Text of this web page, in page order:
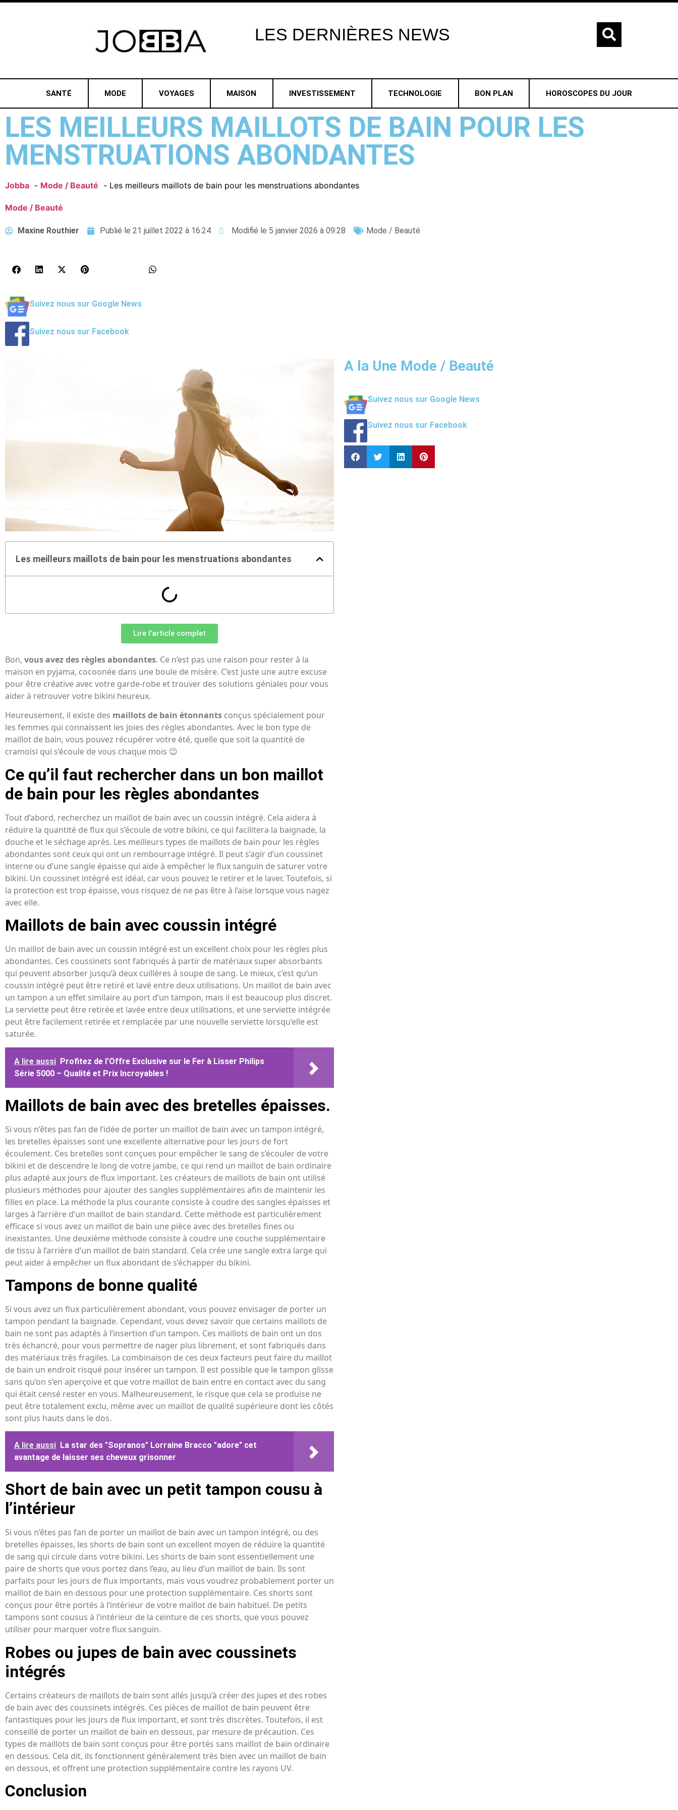
LES DERNIÈRES NEWS
SANTÉ MODE VOYAGES MAISON INVESTISSEMENT TECHNOLOGIE BON PLAN HOROSCOPES DU JOUR
LES MEILLEURS MAILLOTS DE BAIN POUR LES
MENSTRUATIONS ABONDANTES
Jobba Mode / Beauté Les meilleurs maillots de bain pour les menstruations abondantes
Mode / Beauté
Maxine Routhier Publié le 21 juillet 2022 à 16:24 Modifié le 5 janvier 2026 à 09:28 Mode / Beauté
Suivez nous sur Google News
Suivez nous sur Facebook
Les meilleurs maillots de bain pour les menstruations abondantes
Lire l'article complet
Bon, vous avez des règles abondantes. Ce n’est pas une raison pour rester à la
maison en pyjama, cocoonée dans une boule de misère. C’est juste une autre excuse
pour être créative avec votre garde-robe et trouver des solutions géniales pour vous
aider à retrouver votre bikini heureux.
Heureusement, il existe des maillots de bain étonnants conçus spécialement pour
les femmes qui connaissent les joies des règles abondantes. Avec le bon type de
maillot de bain, vous pouvez récupérer votre été, quelle que soit la quantité de
cramoisi qui s’écoule de vous chaque mois 😉
Ce qu’il faut rechercher dans un bon maillot
de bain pour les règles abondantes
Tout d’abord, recherchez un maillot de bain avec un coussin intégré. Cela aidera à
réduire la quantité de flux qui s’écoule de votre bikini, ce qui facilitera la baignade, la
douche et le séchage après. Les meilleurs types de maillots de bain pour les règles
abondantes sont ceux qui ont un rembourrage intégré. Il peut s’agir d’un coussinet
interne ou d’une sangle épaisse qui aide à empêcher le flux sanguin de saturer votre
bikini. Un coussinet intégré est idéal, car vous pouvez le retirer et le laver. Toutefois, si
la protection est trop épaisse, vous risquez de ne pas être à l’aise lorsque vous nagez
avec elle.
Maillots de bain avec coussin intégré
Un maillot de bain avec un coussin intégré est un excellent choix pour les règles plus
abondantes. Ces coussinets sont fabriqués à partir de matériaux super absorbants
qui peuvent absorber jusqu’à deux cuillères à soupe de sang. Le mieux, c’est qu’un
coussin intégré peut être retiré et lavé entre deux utilisations. Un maillot de bain avec
un tampon a un effet similaire au port d’un tampon, mais il est beaucoup plus discret.
La serviette peut être retirée et lavée entre deux utilisations, et une serviette intégrée
peut être facilement retirée et remplacée par une nouvelle serviette lorsqu’elle est
saturée.
A lire aussi Profitez de l'Offre Exclusive sur le Fer à Lisser Philips
Série 5000 – Qualité et Prix Incroyables !
Maillots de bain avec des bretelles épaisses.
Si vous n’êtes pas fan de l’idée de porter un maillot de bain avec un tampon intégré,
les bretelles épaisses sont une excellente alternative pour les jours de fort
écoulement. Ces bretelles sont conçues pour empêcher le sang de s’écouler de votre
bikini et de descendre le long de votre jambe, ce qui rend un maillot de bain ordinaire
plus adapté aux jours de flux important. Les créateurs de maillots de bain ont utilisé
plusieurs méthodes pour ajouter des sangles supplémentaires afin de maintenir les
filles en place. La méthode la plus courante consiste à coudre des sangles épaisses et
larges à l’arrière d’un maillot de bain standard. Cette méthode est particulièrement
efficace si vous avez un maillot de bain une pièce avec des bretelles fines ou
inexistantes. Une deuxième méthode consiste à coudre une couche supplémentaire
de tissu à l’arrière d’un maillot de bain standard. Cela crée une sangle extra large qui
peut aider à empêcher un flux abondant de s’échapper du bikini.
Tampons de bonne qualité
Si vous avez un flux particulièrement abondant, vous pouvez envisager de porter un
tampon pendant la baignade. Cependant, vous devez savoir que certains maillots de
bain ne sont pas adaptés à l’insertion d’un tampon. Ces maillots de bain ont un dos
très échancré, pour vous permettre de nager plus librement, et sont fabriqués dans
des matériaux très fragiles. La combinaison de ces deux facteurs peut faire du maillot
de bain un endroit risqué pour insérer un tampon. Il est possible que le tampon glisse
sans qu’on s’en aperçoive et que votre maillot de bain entre en contact avec du sang
qui était censé rester en vous. Malheureusement, le risque que cela se produise ne
peut être totalement exclu, même avec un maillot de qualité supérieure dont les côtés
sont plus hauts dans le dos.
A lire aussi La star des "Sopranos" Lorraine Bracco "adore" cet
avantage de laisser ses cheveux grisonner
Short de bain avec un petit tampon cousu à
l’intérieur
Si vous n’êtes pas fan de porter un maillot de bain avec un tampon intégré, ou des
bretelles épaisses, les shorts de bain sont un excellent moyen de réduire la quantité
de sang qui circule dans votre bikini. Les shorts de bain sont essentiellement une
paire de shorts que vous portez dans l’eau, au lieu d’un maillot de bain. Ils sont
parfaits pour les jours de flux importants, mais vous voudrez probablement porter un
maillot de bain en dessous pour une protection supplémentaire. Ces shorts sont
conçus pour être portés à l’intérieur de votre maillot de bain habituel. De petits
tampons sont cousus à l’intérieur de la ceinture de ces shorts, que vous pouvez
utiliser pour marquer votre flux sanguin.
Robes ou jupes de bain avec coussinets
intégrés
Certains créateurs de maillots de bain sont allés jusqu’à créer des jupes et des robes
de bain avec des coussinets intégrés. Ces pièces de maillot de bain peuvent être
fantastiques pour les jours de flux important, et sont très discrètes. Toutefois, il est
conseillé de porter un maillot de bain en dessous, par mesure de précaution. Ces
types de maillots de bain sont conçus pour être portés sans maillot de bain ordinaire
en dessous. Cela dit, ils fonctionnent généralement très bien avec un maillot de bain
en dessous, et offrent une protection supplémentaire contre les rayons UV.
Conclusion
A la Une Mode / Beauté
Suivez nous sur Google News
Suivez nous sur Facebook